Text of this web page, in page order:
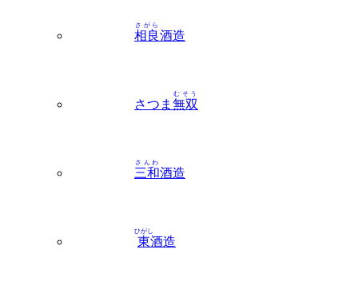
相良
さがら
酒造
さつま 無双
むそう
三和
さんわ
酒造
東
ひがし
酒造